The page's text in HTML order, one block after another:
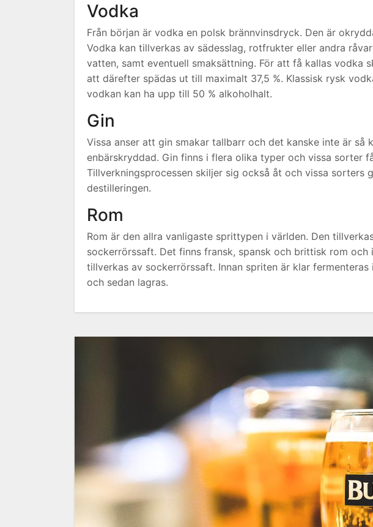
Vodka
Från början är vodka en polsk brännvinsdryck. Den är
Vodka kan tillverkas av sädesslag, rotfrukter eller andra
vatten, samt eventuell smaksättning. För att få kallas vodka
att därefter spädas ut till maximalt 37,5 %. Klassisk rysk
vodkan kan ha upp till 50 % alkoholhalt.
Gin
Vissa anser att gin smakar tallbarr och det kanske inte är
enbärskryddad. Gin finns i flera olika typer och vissa sorter
Tillverkningsprocessen skiljer sig också åt och vissa sorters
destilleringen.
Rom
Rom är den allra vanligaste sprittypen i världen. Den
sockerrörssaft. Det finns fransk, spansk och brittisk rom
tillverkas av sockerrörssaft. Innan spriten är klar
och sedan lagras.